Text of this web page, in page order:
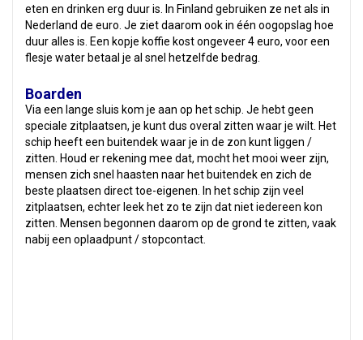
eten en drinken erg duur is. In Finland gebruiken ze net als in
Nederland de euro. Je ziet daarom ook in één oogopslag hoe
duur alles is. Een kopje koffie kost ongeveer 4 euro, voor een
flesje water betaal je al snel hetzelfde bedrag.
Boarden
Via een lange sluis kom je aan op het schip. Je hebt geen
speciale zitplaatsen, je kunt dus overal zitten waar je wilt. Het
schip heeft een buitendek waar je in de zon kunt liggen /
zitten. Houd er rekening mee dat, mocht het mooi weer zijn,
mensen zich snel haasten naar het buitendek en zich de
beste plaatsen direct toe-eigenen. In het schip zijn veel
zitplaatsen, echter leek het zo te zijn dat niet iedereen kon
zitten. Mensen begonnen daarom op de grond te zitten, vaak
nabij een oplaadpunt / stopcontact.